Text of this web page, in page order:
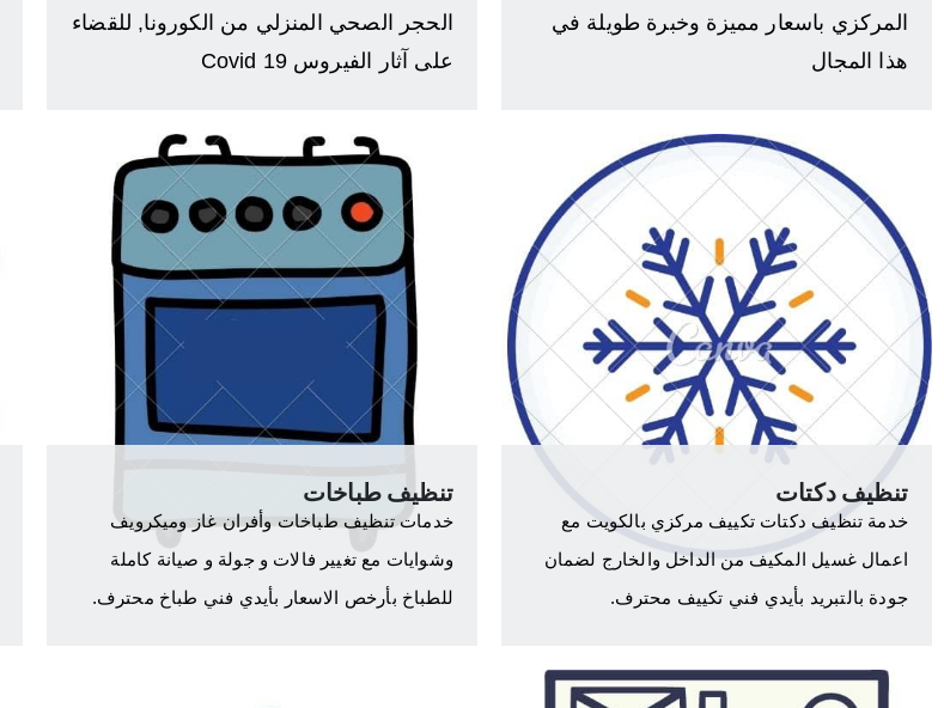
المركزي باسعار مميزة وخبرة طويلة في
هذا المجال
الحجر الصحي المنزلي من الكورونا, للقضاء
على آثار الفيروس Covid 19
تنظيف دكتات
خدمة تنظيف دكتات تكييف مركزي بالكويت مع
اعمال غسيل المكيف من الداخل والخارج لضمان
جودة بالتبريد بأيدي فني تكييف محترف.
تنظيف طباخات
خدمات تنظيف طباخات وأفران غاز وميكرويف
وشوايات مع تغيير فالات و جولة و صيانة كاملة
للطباخ بأرخص الاسعار بأيدي فني طباخ محترف.